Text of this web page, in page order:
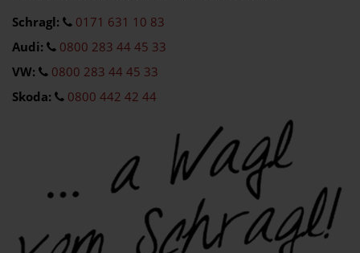
Schragl:
0171 631 10 83
Audi:
0800 283 44 45 33
VW:
0800 283 44 45 33
Skoda:
0800 442 42 44